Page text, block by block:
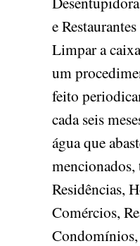
e
Limpar a
um
feito
cada seis
água que
mencionados,
Residências,
Comércios,